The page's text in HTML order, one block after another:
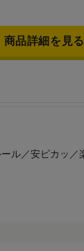
商品詳細を見る